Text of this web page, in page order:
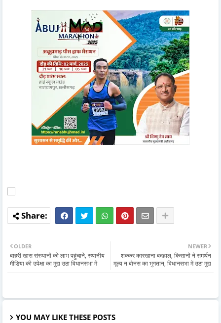
NEWER
शक्कर कारखाना बदहाल, किसानों ने समर्थन
मूल्य न बोनस का भुगतान, विधानसभा में उठा मुद्दा
OLDER
बाहरी खास संस्थानों को लाभ पहुंचाने, स्थानीय
मीडिया की उपेक्षा का मुद्दा उठा विधानसभा में
YOU MAY LIKE THESE POSTS